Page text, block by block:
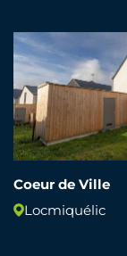
Coeur de Ville
Locmiquélic